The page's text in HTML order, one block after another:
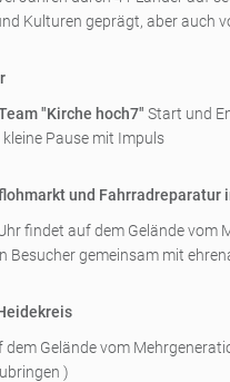
Kulturen geprägt, aber auch
"Kirche hoch7" Start und
kleine Pause mit Impuls
und Fahrradreparatur
findet auf dem Gelände
Besucher gemeinsam mit
dem Gelände vom
)